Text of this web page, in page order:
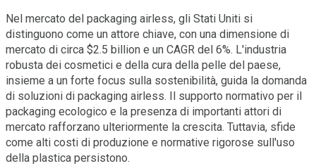
Nel mercato del packaging airless, gli Stati Uniti si
distinguono come un attore chiave, con una dimensione di
mercato di circa $2.5 billion e un CAGR del 6%. L'industria
robusta dei cosmetici e della cura della pelle del paese,
insieme a un forte focus sulla sostenibilità, guida la domanda
di soluzioni di packaging airless. Il supporto normativo per il
packaging ecologico e la presenza di importanti attori di
mercato rafforzano ulteriormente la crescita. Tuttavia, sfide
come alti costi di produzione e normative rigorose sull'uso
della plastica persistono.